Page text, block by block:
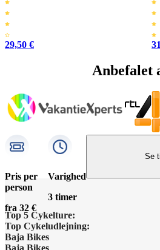
29,50 €
Anbefalet
Pris per
person
fra 32 €
Varighed
3 timer
Se
Top 5 Cykelture:
Barcelona Højdepunkter
Top Cykeludlejning:
Barcelona Cykeludlejning
Baja Bikes
Baja Bikes